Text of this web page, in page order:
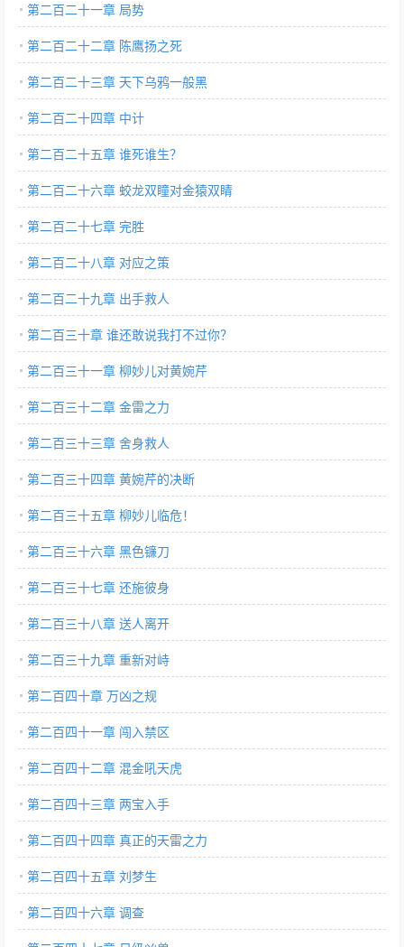
第二百二十一章 局势
第二百二十二章 陈鹰扬之死
第二百二十三章 天下乌鸦一般黑
第二百二十四章 中计
第二百二十五章 谁死谁生？
第二百二十六章 蛟龙双瞳对金猿双睛
第二百二十七章 完胜
第二百二十八章 对应之策
第二百二十九章 出手救人
第二百三十章 谁还敢说我打不过你？
第二百三十一章 柳妙儿对黄婉芹
第二百三十二章 金雷之力
第二百三十三章 舍身救人
第二百三十四章 黄婉芹的决断
第二百三十五章 柳妙儿临危！
第二百三十六章 黑色镰刀
第二百三十七章 还施彼身
第二百三十八章 送人离开
第二百三十九章 重新对峙
第二百四十章 万凶之规
第二百四十一章 闯入禁区
第二百四十二章 混金吼天虎
第二百四十三章 两宝入手
第二百四十四章 真正的天雷之力
第二百四十五章 刘梦生
第二百四十六章 调查